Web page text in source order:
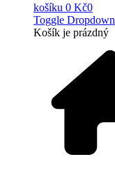
košíku 0 Kč0
Toggle Dropdown
Košík je prázdný